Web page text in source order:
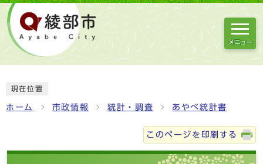
メニュー
現在位置
ホーム 市政情報 統計・調査 あやべ統計書
このページを印刷する